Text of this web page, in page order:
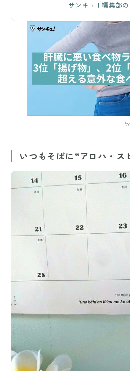
サンキュ！編集部
いつもそばに“アロハ・ス